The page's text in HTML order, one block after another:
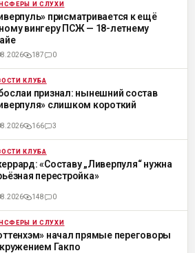
И СЛУХИ
присматривается к ещё
вингеру ПСЖ — 18-летнему
187 0
КЛУБА
признал: нынешний состав
слишком короткий
166 3
КЛУБА
«Составу „Ливерпуля“ нужна
перестройка»
148 0
И СЛУХИ
начал прямые переговоры
Гакпо